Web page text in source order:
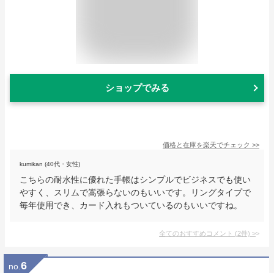
ショップでみる
価格と在庫を楽天でチェック >>
kumikan (40代・女性)
こちらの耐水性に優れた手帳はシンプルでビジネスでも使い
やすく、スリムで嵩張らないのもいいです。リングタイプで
毎年使用でき、カード入れもついているのもいいですね。
全てのおすすめコメント (2件) >
no. 6